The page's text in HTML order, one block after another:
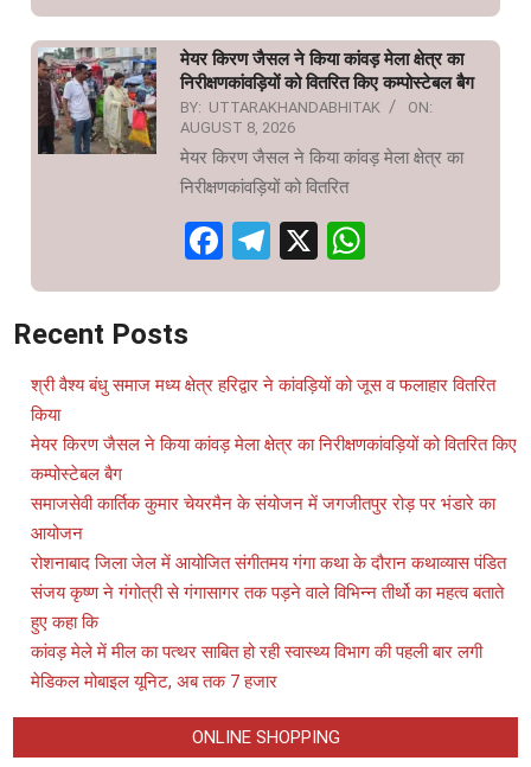
मेयर किरण जैसल ने किया कांवड़ मेला क्षेत्र का
निरीक्षणकांवड़ियों को वितरित किए कम्पोस्टेबल बैग
BY: UTTARAKHANDABHITAK
ON:
AUGUST 8, 2026
मेयर किरण जैसल ने किया कांवड़ मेला क्षेत्र का
निरीक्षणकांवड़ियों को वितरित
Facebook
Telegram
X
Recent Posts
श्री वैश्य बंधु समाज मध्य क्षेत्र हरिद्वार ने कांवड़ियों को जूस व फलाहार वितरित
किया
मेयर किरण जैसल ने किया कांवड़ मेला क्षेत्र का निरीक्षणकांवड़ियों को वितरित किए
कम्पोस्टेबल बैग
समाजसेवी कार्तिक कुमार चेयरमैन के संयोजन में जगजीतपुर रोड़ पर भंडारे का
आयोजन
रोशनाबाद जिला जेल में आयोजित संगीतमय गंगा कथा के दौरान कथाव्यास पंडित
संजय कृष्ण ने गंगोत्री से गंगासागर तक पड़ने वाले विभिन्न तीर्थो का महत्व बताते
हुए कहा कि
कांवड़ मेले में मील का पत्थर साबित हो रही स्वास्थ्य विभाग की पहली बार लगी
मेडिकल मोबाइल यूनिट, अब तक 7 हजार
ONLINE SHOPPING